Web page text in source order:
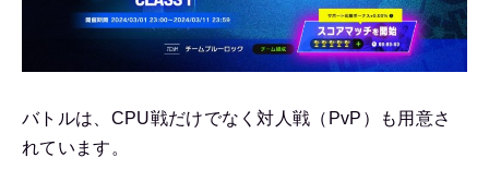
バトルは、CPU戦だけでなく対人戦（PvP）も用意さ
れています。